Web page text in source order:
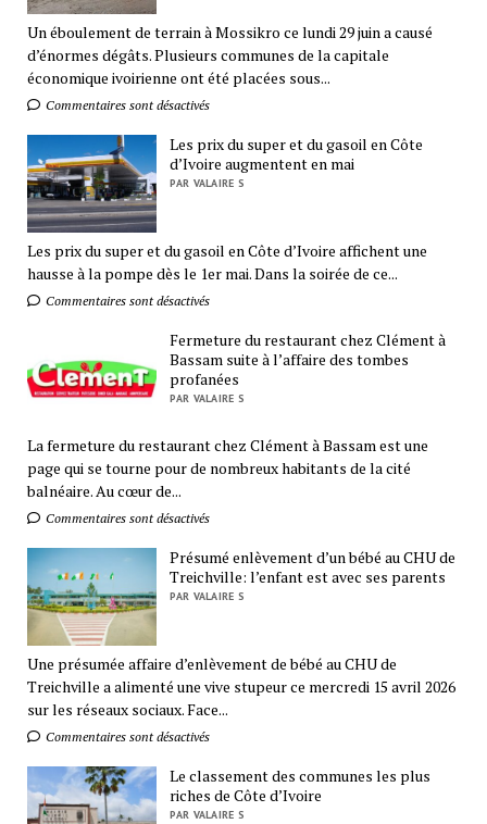
Un éboulement de terrain à Mossikro ce lundi 29 juin a causé
d’énormes dégâts. Plusieurs communes de la capitale
économique ivoirienne ont été placées sous...
Commentaires sont désactivés
Les prix du super et du gasoil en Côte
d’Ivoire augmentent en mai
PAR VALAIRE S
Les prix du super et du gasoil en Côte d’Ivoire affichent une
hausse à la pompe dès le 1er mai. Dans la soirée de ce...
Commentaires sont désactivés
Fermeture du restaurant chez Clément à
Bassam suite à l’affaire des tombes
profanées
PAR VALAIRE S
La fermeture du restaurant chez Clément à Bassam est une
page qui se tourne pour de nombreux habitants de la cité
balnéaire. Au cœur de...
Commentaires sont désactivés
Présumé enlèvement d’un bébé au CHU de
Treichville: l’enfant est avec ses parents
PAR VALAIRE S
Une présumée affaire d’enlèvement de bébé au CHU de
Treichville a alimenté une vive stupeur ce mercredi 15 avril 2026
sur les réseaux sociaux. Face...
Commentaires sont désactivés
Le classement des communes les plus
riches de Côte d’Ivoire
PAR VALAIRE S